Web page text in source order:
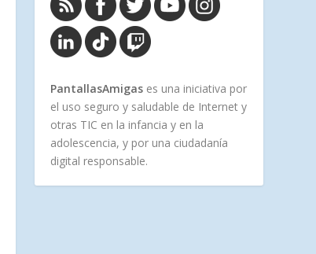
PantallasAmigas es una iniciativa por
el uso seguro y saludable de Internet y
otras TIC en la infancia y en la
adolescencia, y por una ciudadanía
digital responsable.